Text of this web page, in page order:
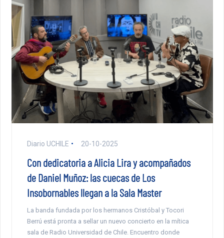
Diario UCHILE 20-10-2025
Con dedicatoria a Alicia Lira y acompañados
de Daniel Muñoz: las cuecas de Los
Insobornables llegan a la Sala Master
La banda fundada por los hermanos Cristóbal y Tocori
Berrú está pronta a sellar un nuevo concierto en la mítica
sala de Radio Universidad de Chile. Encuentro donde